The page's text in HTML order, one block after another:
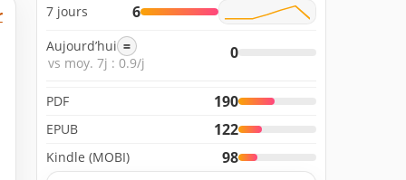
7 jours 6
Aujourd’hui =
vs moy. 7j : 0.9/j
0
PDF 190
EPUB 122
Kindle (MOBI)
98